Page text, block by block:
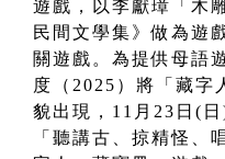
遊戲，以李獻璋「木
民間文學集》做為遊
關遊戲。為提供母語
度（2025）將「藏字
貌出現，11月23日(
「聽講古、掠精怪、